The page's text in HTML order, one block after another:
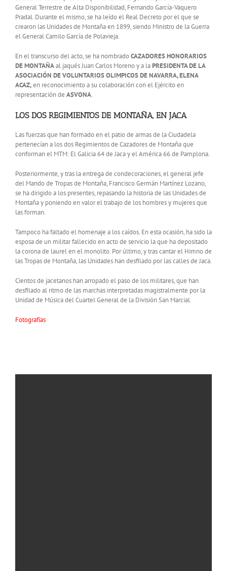
General Terrestre de Alta Disponibilidad, Fernando García-Vaquero
Pradal. Durante el mismo, se ha leído el Real Decreto por el que se
crearon las Unidades de Montaña en 1899, siendo Ministro de la Guerra
el General Camilo García de Polavieja.
En el transcurso del acto, se ha nombradoCAZADORES HONORARIOS
DE MONTAÑAal jaqués Juan Carlos Moreno y a laPRESIDENTA DE LA
ASOCIACIÓN DE VOLUNTARIOS OLIMPICOS DE NAVARRA, ELENA
ACAZ,en reconocimiento a su colaboración con el Ejército en
representación de ASVONA.
LOS DOS REGIMIENTOS DE MONTAÑA, EN JACA
Las fuerzas que han formado en el patio de armas de la Ciudadela
pertenecían a los dos Regimientos de Cazadores de Montaña que
conforman el MTM: El Galicia 64 de Jaca y el América 66 de Pamplona.
Posteriormente, y tras la entrega de condecoraciones, el general jefe
del Mando de Tropas de Montaña, Francisco Germán Martínez Lozano,
se ha dirigido a los presentes, repasando la historia de las Unidades de
Montaña y poniendo en valor el trabajo de los hombres y mujeres que
las forman.
Tampoco ha faltado el homenaje a los caídos. En esta ocasión, ha sido la
esposa de un militar fallecido en acto de servicio la que ha depositado
la corona de laurel en el monolito. Por último, y tras cantar el Himno de
las Tropas de Montaña, las Unidades han desfilado por las calles de Jaca.
Cientos de jacetanos han arropado el paso de los militares, que han
desfilado al ritmo de las marchas interpretadas magistralmente por la
Unidad de Música del Cuartel General de la División San Marcial.
Fotografías